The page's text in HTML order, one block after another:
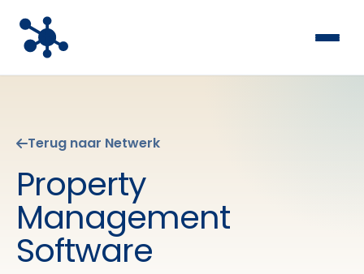
Terug naar Netwerk
Property
Management
Software